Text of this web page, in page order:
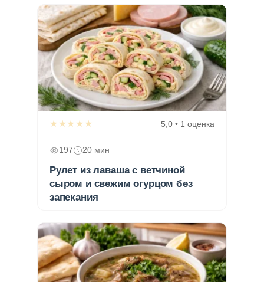
★★★★★ 5,0 • 1 оценка
197 20 мин
Рулет из лаваша с ветчиной
сыром и свежим огурцом без
запекания